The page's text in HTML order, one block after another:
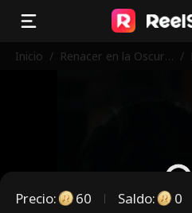
Inicio / Renacer en la Oscuri
/
Precio: 60 Saldo: 0